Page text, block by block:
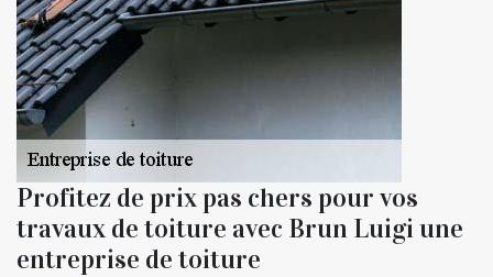
Profitez de prix pas chers pour vos
travaux de toiture avec Brun Luigi une
entreprise de toiture